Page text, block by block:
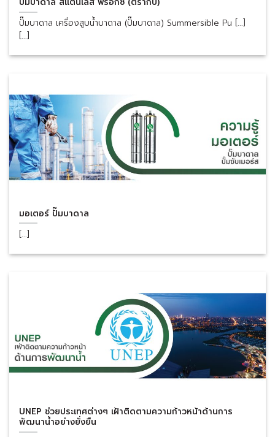
ปั๊มบาดาล เครื่องสูบน้ำบาดาล (ปั๊มบาดาล) Summersible Pu [...]
[...]
มอเตอร์ ปั๊มบาดาล
[...]
UNEP ช่วยประเทศต่างๆ เฝ้าติดตามความก้าวหน้าด้านการ
พัฒนาน้ำอย่างยั่งยืน